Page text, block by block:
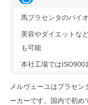
馬プラセンタのパイ
美容やダイエットな
も可能
本社工場では
メルヴェーユはプラセ
ーカーです。国内で初め